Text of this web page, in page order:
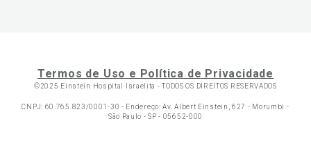
Termos de Uso e Política de Privacidade
©2025 Einstein Hospital Israelita -TODOS OS DIREITOS RESERVADOS
CNPJ: 60.765.823/0001-30 - Endereço: Av. Albert Einstein, 627 - Morumbi -
São Paulo - SP - 05652-000